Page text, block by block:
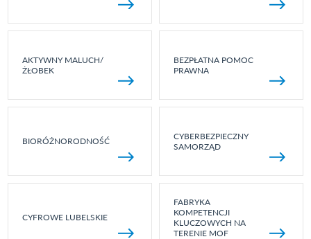
AKTYWNY MALUCH/
ŻŁOBEK
BEZPŁATNA POMOC
PRAWNA
BIORÓŻNORODNOŚĆ
CYBERBEZPIECZNY
SAMORZĄD
CYFROWE LUBELSKIE
FABRYKA
KOMPETENCJI
KLUCZOWYCH NA
TERENIE MOF